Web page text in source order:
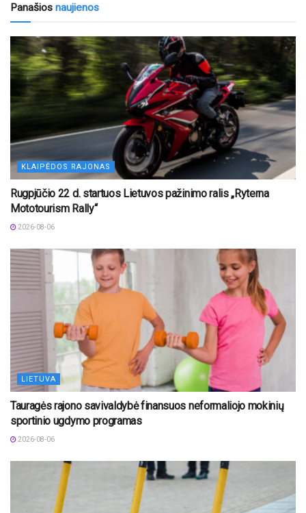
Panašios naujienos
KLAIPĖDOS RAJONAS
Rugpjūčio 22 d. startuos Lietuvos pažinimo ralis „Ryterna
Mototourism Rally“
2026-08-06
LIETUVA
Tauragės rajono savivaldybė finansuos neformaliojo mokinių
sportinio ugdymo programas
2026-08-06